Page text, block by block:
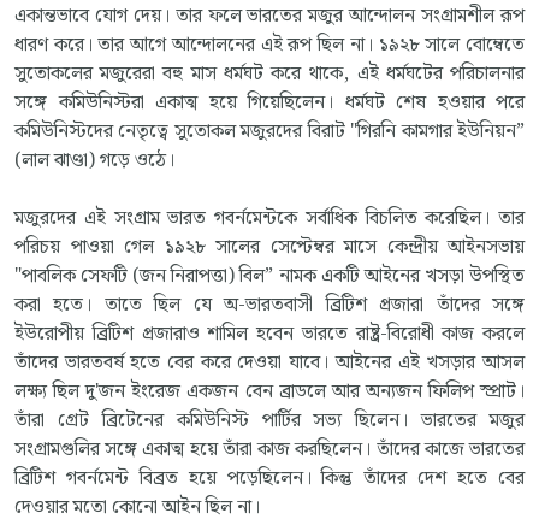
একান্তভাবে যোগ দেয়। তার ফলে ভারতের মজুর আন্দোলন সংগ্রামশীল রূপ
ধারণ করে। তার আগে আন্দোলনের এই রূপ ছিল না। ১৯২৮ সালে বোম্বেতে
সুতোকলের মজুরেরা বহু মাস ধর্মঘট করে থাকে, এই ধর্মঘটের পরিচালনার
সঙ্গে কমিউনিস্টরা একাত্ম হয়ে গিয়েছিলেন। ধর্মঘট শেষ হওয়ার পরে
কমিউনিস্টদের নেতৃত্বে সুতোকল মজুরদের বিরাট "গিরনি কামগার ইউনিয়ন”
(লাল ঝাণ্ডা) গড়ে ওঠে।
মজুরদের এই সংগ্রাম ভারত গবর্নমেন্টকে সর্বাধিক বিচলিত করেছিল। তার
পরিচয় পাওয়া গেল ১৯২৮ সালের সেপ্টেম্বর মাসে কেন্দ্রীয় আইনসভায়
"পাবলিক সেফটি (জন নিরাপত্তা) বিল” নামক একটি আইনের খসড়া উপস্থিত
করা হতে। তাতে ছিল যে অ-ভারতবাসী ব্রিটিশ প্রজারা তাঁদের সঙ্গে
ইউরোপীয় ব্রিটিশ প্রজারাও শামিল হবেন ভারতে রাষ্ট্র-বিরোধী কাজ করলে
তাঁদের ভারতবর্ষ হতে বের করে দেওয়া যাবে। আইনের এই খসড়ার আসল
লক্ষ্য ছিল দু'জন ইংরেজ একজন বেন ব্রাডলে আর অন্যজন ফিলিপ স্প্রাট।
তাঁরা গ্রেট ব্রিটেনের কমিউনিস্ট পার্টির সভ্য ছিলেন। ভারতের মজুর
সংগ্রামগুলির সঙ্গে একাত্ম হয়ে তাঁরা কাজ করছিলেন। তাঁদের কাজে ভারতের
ব্রিটিশ গবর্নমেন্ট বিব্রত হয়ে পড়েছিলেন। কিন্তু তাঁদের দেশ হতে বের
দেওয়ার মতো কোনো আইন ছিল না।